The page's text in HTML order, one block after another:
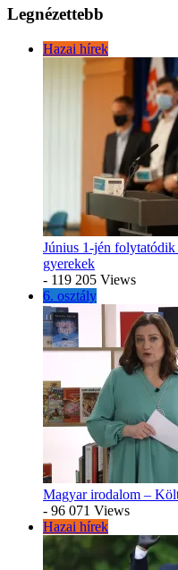
Legnézettebb
Hazai hírek
Június 1-jén folytatódik
gyerekek
- 119 205 Views
6. osztály
Magyar irodalom –
- 96 071 Views
Hazai hírek